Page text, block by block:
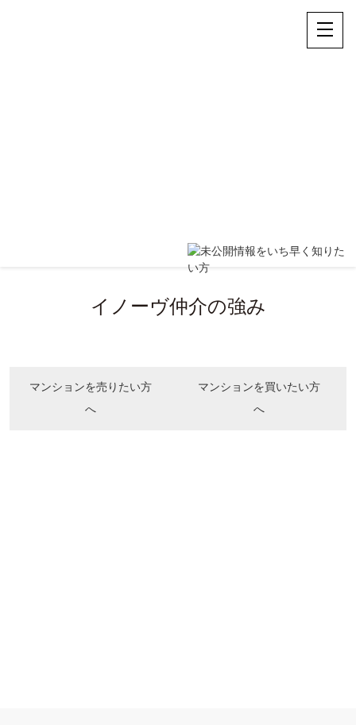
イノーヴ仲介の強み
マンションを売りたい方
へ
マンションを買いたい方
へ